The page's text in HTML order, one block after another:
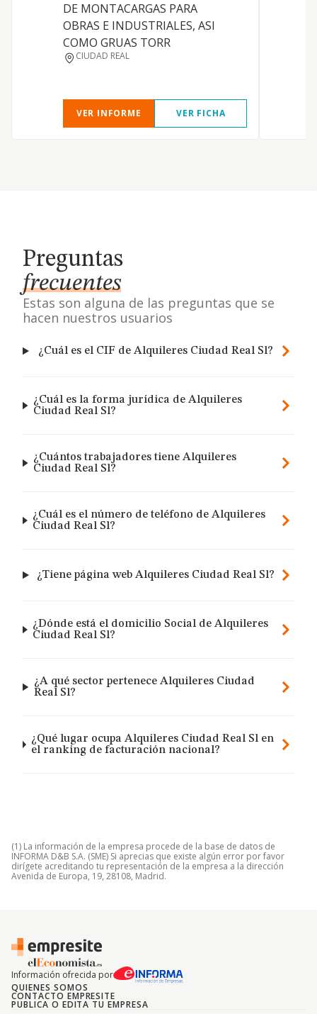
DE MONTACARGAS PARA
OBRAS E INDUSTRIALES, ASI
COMO GRUAS TORR
CIUDAD REAL
VER INFORME VER FICHA
Preguntas
frecuentes
Estas son alguna de las preguntas que se
hacen nuestros usuarios
¿Cuál es el CIF de Alquileres Ciudad Real Sl?
¿Cuál es la forma jurídica de Alquileres
Ciudad Real Sl?
¿Cuántos trabajadores tiene Alquileres
Ciudad Real Sl?
¿Cuál es el número de teléfono de Alquileres
Ciudad Real Sl?
¿Tiene página web Alquileres Ciudad Real Sl?
¿Dónde está el domicilio Social de Alquileres
Ciudad Real Sl?
¿A qué sector pertenece Alquileres Ciudad
Real Sl?
¿Qué lugar ocupa Alquileres Ciudad Real Sl en
el ranking de facturación nacional?
(1) La información de la empresa procede de la base de datos de
INFORMA D&B S.A. (SME) Si aprecias que existe algún error por favor
dirígete acreditando tu representación de la empresa a la dirección
Avenida de Europa, 19, 28108, Madrid.
Información ofrecida por
QUIENES SOMOS
CONTACTO EMPRESITE
PUBLICA O EDITA TU EMPRESA